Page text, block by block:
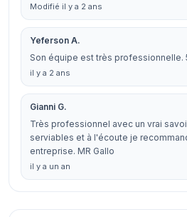
Modifié il y a 2 ans
Yeferson A.
Son équipe est très professionnelle.
il y a 2 ans
Gianni G.
Très professionnel avec un vrai
serviables et à l'écoute je
entreprise. MR Gallo
il y a un an